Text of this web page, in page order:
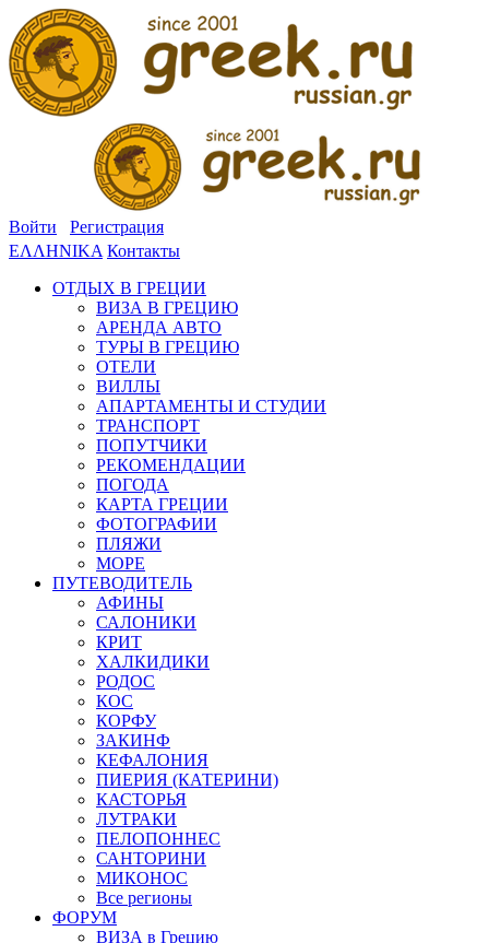
Войти
Регистрация
ΕΛΛΗΝΙΚΑ Контакты
ОТДЫХ В ГРЕЦИИ
ВИЗА В ГРЕЦИЮ
АРЕНДА АВТО
ТУРЫ В ГРЕЦИЮ
ОТЕЛИ
ВИЛЛЫ
АПАРТАМЕНТЫ И СТУДИИ
ТРАНСПОРТ
ПОПУТЧИКИ
РЕКОМЕНДАЦИИ
ПОГОДА
КАРТА ГРЕЦИИ
ФОТОГРАФИИ
ПЛЯЖИ
МОРЕ
ПУТЕВОДИТЕЛЬ
АФИНЫ
САЛОНИКИ
КРИТ
ХАЛКИДИКИ
РОДОС
КОС
КОРФУ
ЗАКИНФ
КЕФАЛОНИЯ
ПИЕРИЯ (КАТЕРИНИ)
КАСТОРЬЯ
ЛУТРАКИ
ПЕЛОПОННЕС
САНТОРИНИ
МИКОНОС
Все регионы
ФОРУМ
ВИЗА в Грецию